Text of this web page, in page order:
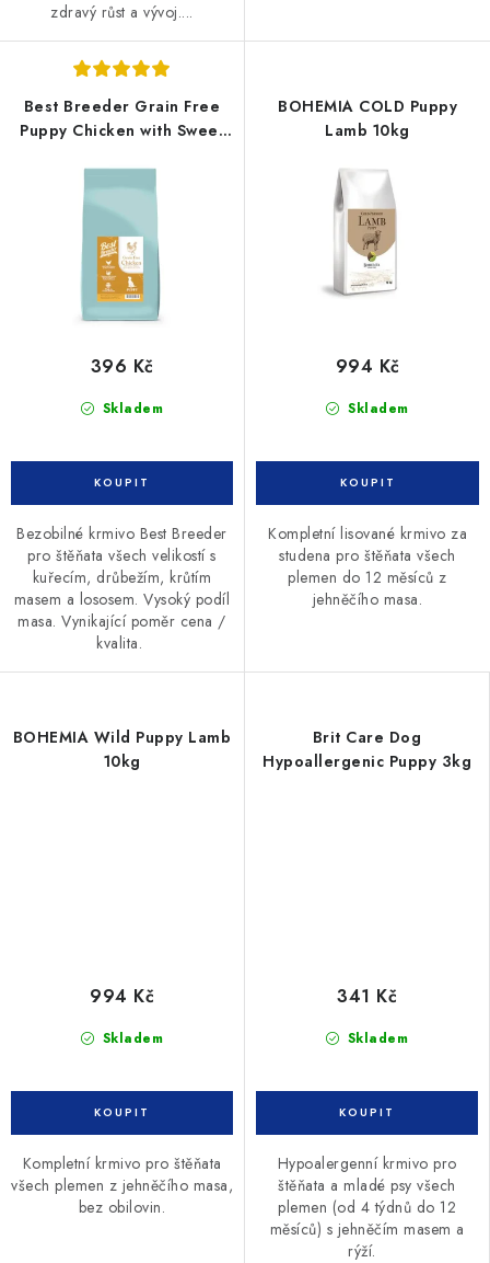
zdravý růst a vývoj....
Best Breeder Grain Free
Puppy Chicken with Sweet
Skladem
396 Kč
Bezobilné krmivo Best Breeder
pro štěňata všech velikostí s
kuřecím, drůbežím, krůtím
masem a lososem. Vysoký podíl
masa. Vynikající poměr cena /
kvalita.
BOHEMIA COLD Puppy
Lamb 10kg
Skladem
994 Kč
Kompletní lisované krmivo za
studena pro štěňata všech
plemen do 12 měsíců z
jehněčího masa.
BOHEMIA Wild Puppy Lamb
10kg
Skladem
994 Kč
Kompletní krmivo pro štěňata
všech plemen z jehněčího masa,
bez obilovin.
Brit Care Dog
Hypoallergenic Puppy 3kg
Skladem
341 Kč
Hypoalergenní krmivo pro
štěňata a mladé psy všech
plemen (od 4 týdnů do 12
měsíců) s jehněčím masem a
rýží.